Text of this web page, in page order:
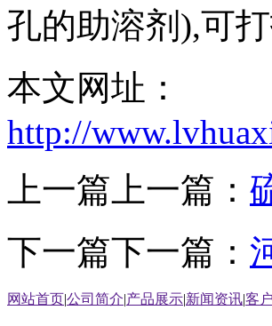
孔的助溶剂),可
本文网址：
http://
上一篇上一篇：
下一篇下一篇：
网站首页|公司简介|产品展示|新闻资讯|客